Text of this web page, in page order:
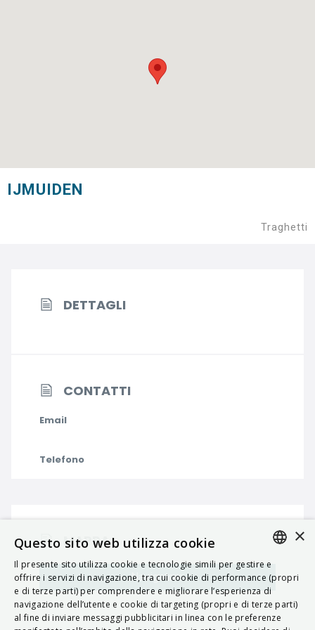
IJMUIDEN
Traghetti
DETTAGLI
CONTATTI
Email
Telefono
MAPPA
Navigatore ITALIAN
ENGLISH
FRENCH
×
Questo sito web utilizza cookie
Il presente sito utilizza cookie e tecnologie simili per gestire e
offrire i servizi di navigazione, tra cui cookie di performance (propri
e di terze parti) per comprendere e migliorare l’esperienza di
navigazione dell’utente e cookie di targeting (propri e di terze parti)
al fine di inviare messaggi pubblicitari in linea con le preferenze